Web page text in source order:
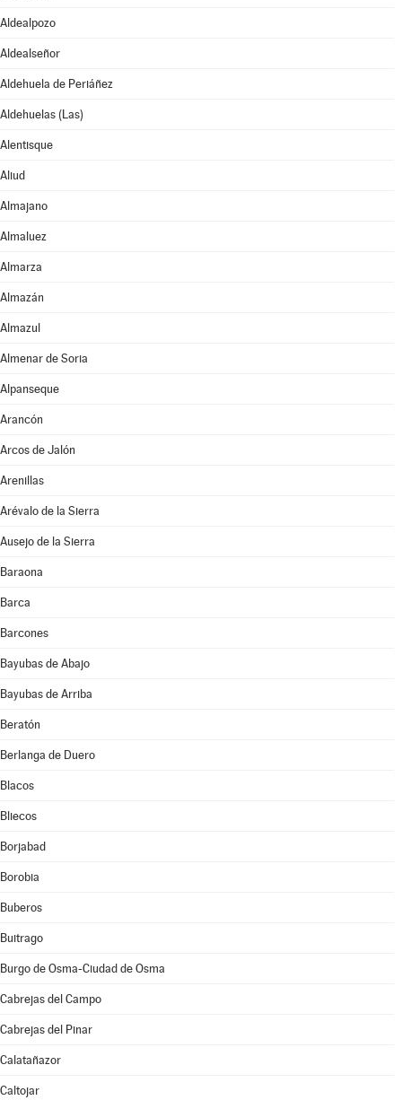
Aldealpozo
Aldealseñor
Aldehuela de Periáñez
Aldehuelas (Las)
Alentisque
Aliud
Almajano
Almaluez
Almarza
Almazán
Almazul
Almenar de Soria
Alpanseque
Arancón
Arcos de Jalón
Arenillas
Arévalo de la Sierra
Ausejo de la Sierra
Baraona
Barca
Barcones
Bayubas de Abajo
Bayubas de Arriba
Beratón
Berlanga de Duero
Blacos
Bliecos
Borjabad
Borobia
Buberos
Buitrago
Burgo de Osma-Ciudad de Osma
Cabrejas del Campo
Cabrejas del Pinar
Calatañazor
Caltojar